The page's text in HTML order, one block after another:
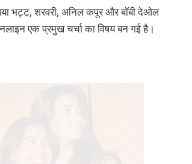
भट्ट, शरवरी, अनिल कपूर और बॉबी देओल
एक प्रमुख चर्चा का विषय बन गई है।